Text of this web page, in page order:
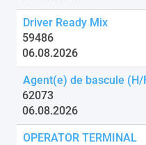
Driver Ready Mix
59486
06.08.2026
Agent(e) de bascule (H/
62073
06.08.2026
OPERATOR TERMINAL